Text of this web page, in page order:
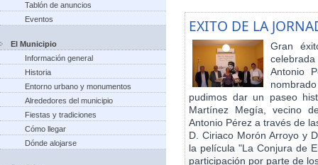
Tablón de anuncios
Eventos
El Municipio
Información general
Historia
Entorno urbano y monumentos
Alrededores del municipio
Fiestas y tradiciones
Cómo llegar
Dónde alojarse
EXITO DE LA
Gran
Antonio
pudimos dar un paseo
Martínez Megía, vecino
Antonio Pérez a través de
D. Ciriaco Morón Arroyo y
la película "La Conjura de
participación por parte de